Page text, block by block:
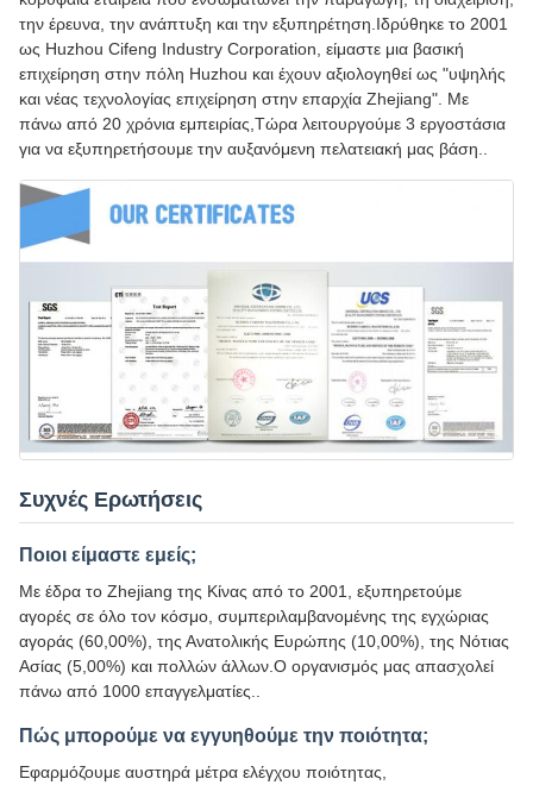
την έρευνα, την ανάπτυξη και την εξυπηρέτηση.Ιδρύθηκε το 2001
ως Huzhou Cifeng Industry Corporation, είμαστε μια βασική
επιχείρηση στην πόλη Huzhou και έχουν αξιολογηθεί ως "υψηλής
και νέας τεχνολογίας επιχείρηση στην επαρχία Zhejiang". Με
πάνω από 20 χρόνια εμπειρίας,Τώρα λειτουργούμε 3 εργοστάσια
για να εξυπηρετήσουμε την αυξανόμενη πελατειακή μας βάση..
Συχνές Ερωτήσεις
Ποιοι είμαστε εμείς;
Με έδρα το Zhejiang της Κίνας από το 2001, εξυπηρετούμε
αγορές σε όλο τον κόσμο, συμπεριλαμβανομένης της εγχώριας
αγοράς (60,00%), της Ανατολικής Ευρώπης (10,00%), της Νότιας
Ασίας (5,00%) και πολλών άλλων.Ο οργανισμός μας απασχολεί
πάνω από 1000 επαγγελματίες..
Πώς μπορούμε να εγγυηθούμε την ποιότητα;
Εφαρμόζουμε αυστηρά μέτρα ελέγχου ποιότητας,